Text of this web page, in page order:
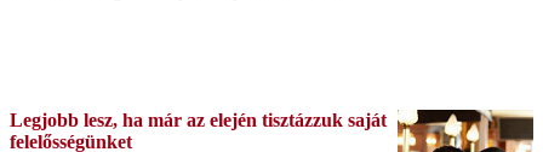
Legjobb lesz, ha már az elején tisztázzuk saját
felelősségünket